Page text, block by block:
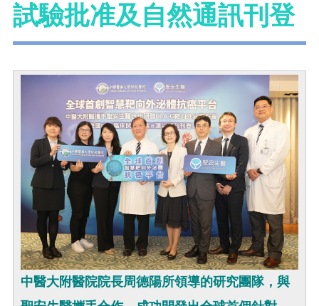
試驗批准及自然通訊刊登
中醫大附醫院院長周德陽所領導的研究團隊，與